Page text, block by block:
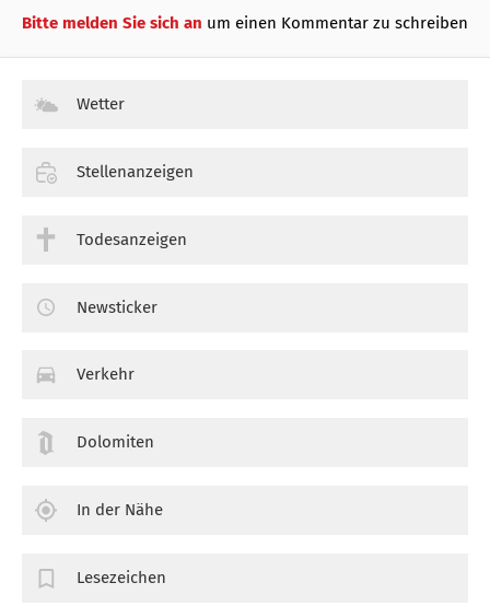
Bitte melden Sie sich an um einen Kommentar zu schreiben
Wetter
Stellenanzeigen
Todesanzeigen
Newsticker
Verkehr
Dolomiten
In der Nähe
Lesezeichen